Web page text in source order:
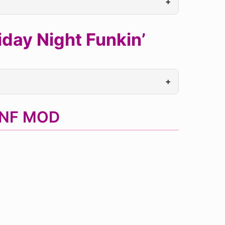
Night Funkin’
+
MOD